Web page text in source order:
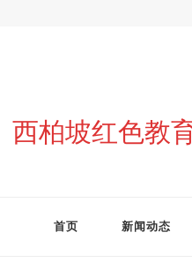
西柏坡红色教
首页 新闻动态